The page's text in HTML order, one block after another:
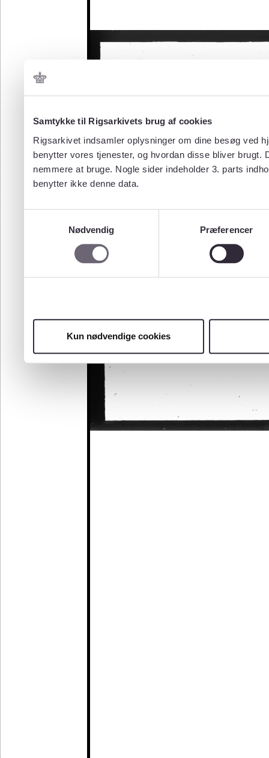
Samtykke til Rigsarkivets brug af cookies
Rigsarkivet indsamler oplysninger om dine besøg ved
benytter vores tjenester, og hvordan disse bliver
nemmere at bruge. Nogle sider indeholder 3. parts
benytter ikke denne data.
Nødvendig
Præferencer
Kun nødvendige cookies